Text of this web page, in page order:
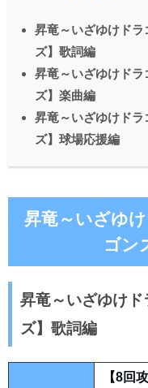
昇竜～いざゆけド
ズ】歌詞編
昇竜～いざゆけド
ズ】楽曲編
昇竜～いざゆけド
ズ】球場応援編
昇竜～いざゆ
ゴン
昇竜～いざゆけ
ズ】歌詞編
【8回